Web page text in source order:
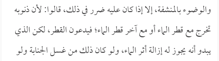
والوضوء بالمنشفة، إلا إذا كان عليه ضرر في ذلك، قالوا: لأن ذنوبه
تخرج مع قطر الماء أو مع آخر قطر الماء؛ فيدعون القطر، لكن الذي
يبدو أنه يجوز له إزالة أثر الماء، ولو كان ذلك من غسل الجنابة ولو